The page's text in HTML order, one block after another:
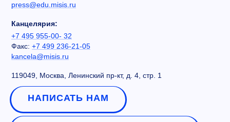
press@edu.misis.ru
Канцелярия:
+7 495 955-00- 32
Факс: +7 499 236-21-05
kancela@misis.ru
119049, Москва, Ленинский пр-кт, д. 4, стр. 1
НАПИСАТЬ НАМ